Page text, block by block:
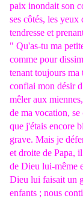
paix inondait son
ses côtés, les
tendresse et
" Qu'as-tu ma
comme pour
tenant toujours ma
confiai mon désir
mêler aux
de ma vocation,
que j'étais encore
grave. Mais je
et droite de Papa,
de Dieu lui-même
Dieu lui faisait un
enfants ; nous